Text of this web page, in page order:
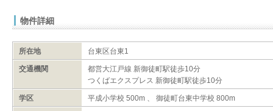
物件詳細
所在地 台東区台東1
交通機関
都営大江戸線 新御徒町駅徒歩10分
つくばエクスプレス 新御徒町駅徒歩10分
学区 平成小学校 500m 、 御徒町台東中学校 800m